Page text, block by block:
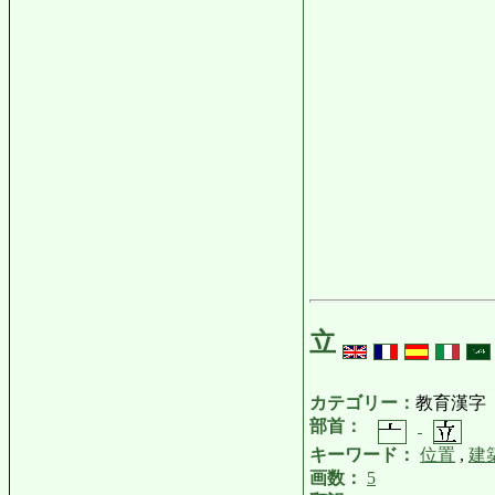
立
カテゴリー： 教育漢字
部首：
キーワード： 位置 , 建
画数：
5